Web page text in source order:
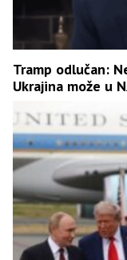
Tramp odlučan:
Ukrajina može u